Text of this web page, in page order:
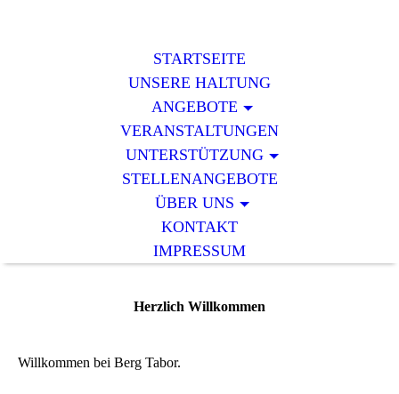
STARTSEITE
UNSERE HALTUNG
ANGEBOTE
VERANSTALTUNGEN
UNTERSTÜTZUNG
STELLENANGEBOTE
ÜBER UNS
KONTAKT
IMPRESSUM
Herzlich Willkommen
Willkommen bei Berg Tabor.